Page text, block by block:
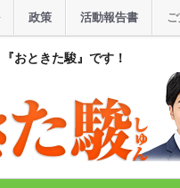
おときた駿』です！
政策 活動報告書